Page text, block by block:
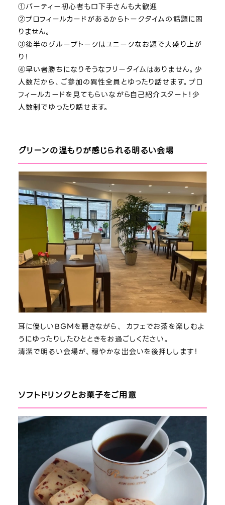
①パーティー初心者も口下手さんも大歓迎
②プロフィールカードがあるからトークタイムの話題に困
りません。
③後半のグループトークはユニークなお題で大盛り上が
り！
④早い者勝ちになりそうなフリータイムはありません。少
人数だから、ご参加の異性全員とゆったり話せます。プロ
フィールカードを見てもらいながら自己紹介スタート！少
人数制でゆったり話せます。
グリーンの温もりが感じられる明るい会場
耳に優しいBGMを聴きながら、 カフェでお茶を楽しむよ
うにゆったりしたひとときをお過ごしください。
清潔で明るい会場が、穏やかな出会いを後押しします！
ソフトドリンクとお菓子をご用意